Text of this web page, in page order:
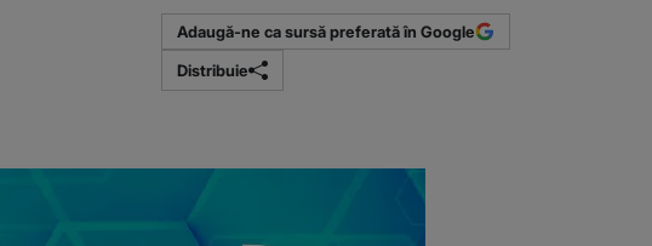
Adaugă-ne ca sursă preferată în Google
Distribuie